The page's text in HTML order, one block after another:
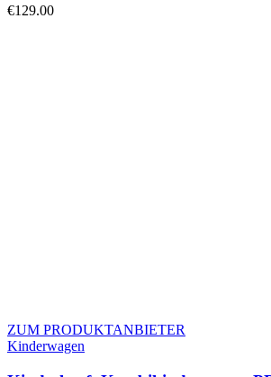
€129.00
ZUM PRODUKTANBIETER
Kinderwagen